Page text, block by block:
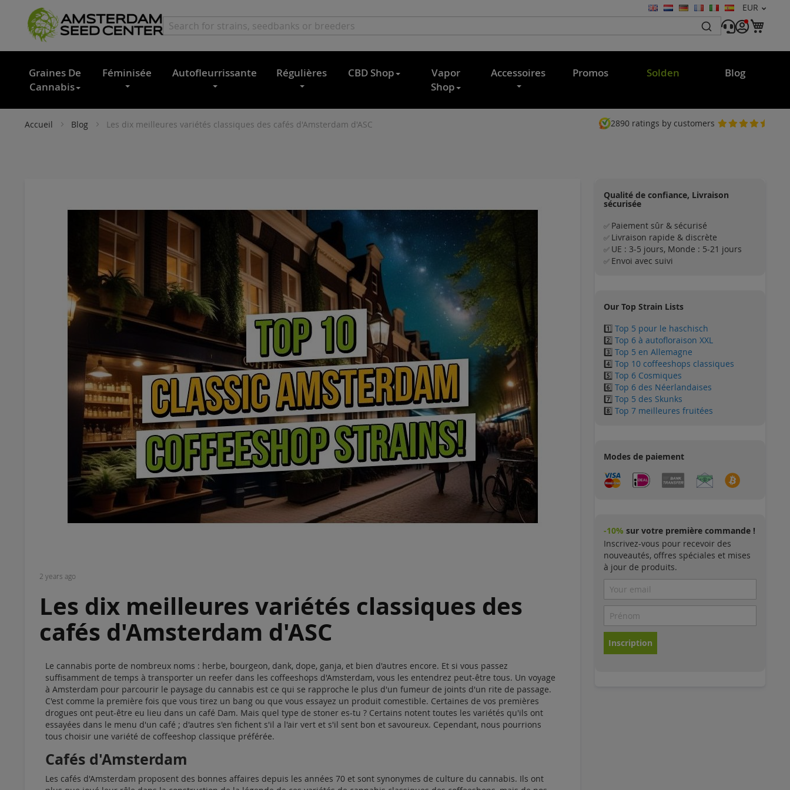
Devise
EUR
Langue
Graines De
Cannabis
Féminisée Autofleurrissante Régulières CBD Shop
Vapor
Shop
Accessoires Promos Solden Blog
Accueil Blog Les dix meilleures variétés classiques des cafés d'Amsterdam d'ASC 2890 ratings by customers
2 years ago
Les dix meilleures variétés classiques des
cafés d'Amsterdam d'ASC
Le cannabis porte de nombreux noms : herbe, bourgeon, dank, dope, ganja, et bien d'autres encore. Et si vous passez
suffisamment de temps à transporter un reefer dans les coffeeshops d'Amsterdam, vous les entendrez peut-être tous. Un voyage
à Amsterdam pour parcourir le paysage du cannabis est ce qui se rapproche le plus d'un fumeur de joints d'un rite de passage.
C'est comme la première fois que vous tirez un bang ou que vous essayez un produit comestible. Certaines de vos premières
drogues ont peut-être eu lieu dans un café Dam. Mais quel type de stoner es-tu ? Certains notent toutes les variétés qu'ils ont
essayées dans le menu d'un café ; d'autres s'en fichent s'il a l'air vert et s'il sent bon et savoureux. Cependant, nous pourrions
tous choisir une variété de coffeeshop classique préférée.
Cafés d'Amsterdam
Les cafés d'Amsterdam proposent des bonnes affaires depuis les années 70 et sont synonymes de culture du cannabis. Ils ont
Qualité de confiance, Livraison
sécurisée
✅ Paiement sûr & sécurisé
✅ Livraison rapide & discrète
✅ UE : 3-5 jours, Monde : 5-21 jours
✅ Envoi avec suivi
Our Top Strain Lists
1️⃣Top 5 pour le haschisch
2️⃣Top 6 à autofloraison XXL
3️⃣Top 5 en Allemagne
4️⃣Top 10 coffeeshops classiques
5️⃣Top 6 Cosmiques
6️⃣Top 6 des Néerlandaises
7️⃣Top 5 des Skunks
8️⃣Top 7 meilleures fruitées
Modes de paiement
-10% sur votre première commande !
Inscrivez-vous pour recevoir des
nouveautés, offres spéciales et mises
à jour de produits.
Inscription